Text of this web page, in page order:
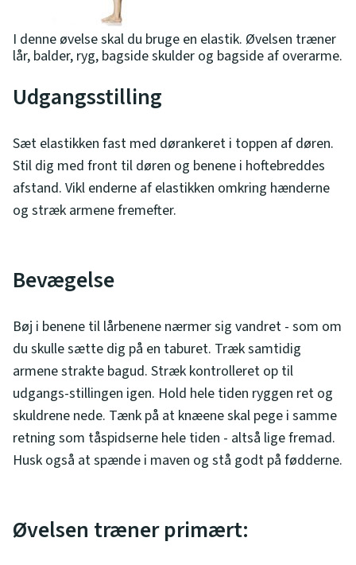
I denne øvelse skal du bruge en elastik. Øvelsen træner
lår, balder, ryg, bagside skulder og bagside af overarme.
Udgangsstilling
Sæt elastikken fast med dørankeret i toppen af døren.
Stil dig med front til døren og benene i hoftebreddes
afstand. Vikl enderne af elastikken omkring hænderne
og stræk armene fremefter.
Bevægelse
Bøj i benene til lårbenene nærmer sig vandret - som om
du skulle sætte dig på en taburet. Træk samtidig
armene strakte bagud. Stræk kontrolleret op til
udgangs-stillingen igen. Hold hele tiden ryggen ret og
skuldrene nede. Tænk på at knæene skal pege i samme
retning som tåspidserne hele tiden - altså lige fremad.
Husk også at spænde i maven og stå godt på fødderne.
Øvelsen træner primært: